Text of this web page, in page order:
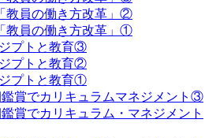
「教員の働き方改革」②
「教員の働き方改革」①
プトと教育③
プトと教育②
プトと教育①
賞でカリキュラムマネジメント③
賞でカリキュラム・マネジメント